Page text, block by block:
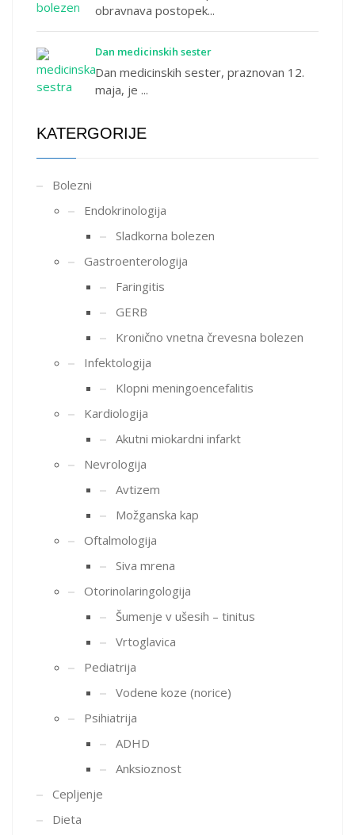
obravnava postopek...
Dan medicinskih sester
Dan medicinskih sester, praznovan 12.
maja, je ...
KATERGORIJE
Bolezni
Endokrinologija
Sladkorna bolezen
Gastroenterologija
Faringitis
GERB
Kronično vnetna črevesna bolezen
Infektologija
Klopni meningoencefalitis
Kardiologija
Akutni miokardni infarkt
Nevrologija
Avtizem
Možganska kap
Oftalmologija
Siva mrena
Otorinolaringologija
Šumenje v ušesih – tinitus
Vrtoglavica
Pediatrija
Vodene koze (norice)
Psihiatrija
ADHD
Anksioznost
Cepljenje
Dieta